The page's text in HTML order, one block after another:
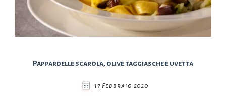
Pappardelle scarola, olive taggiasche e uvetta
17 Febbraio 2020